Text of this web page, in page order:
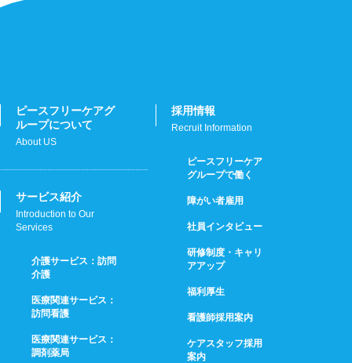
ピースフリーケアグ
ループについて
About US
サービス紹介
Introduction to Our
Services
介護サービス：訪問
介護
医療関連サービス：
訪問看護
医療関連サービス：
調剤薬局
採用情報
Recruit Information
ピースフリーケア
グループで働く
障がい者雇用
社員インタビュー
研修制度・キャリ
アアップ
福利厚生
看護師採用案内
ケアスタッフ採用
案内